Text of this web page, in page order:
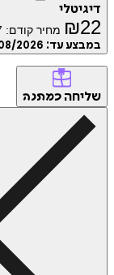
₪ מחיר קודם: ₪37
עד:11/08/2026
כמתנה